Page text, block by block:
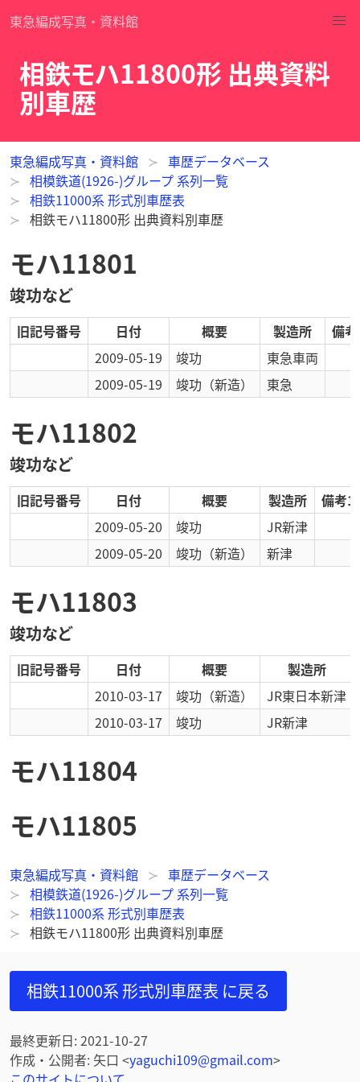
東急編成写真・資料館
相鉄モハ11800形 出典資料
別車歴
東急編成写真・資料館
車歴データベース
相模鉄道(1926-)グループ 系列一覧
相鉄11000系 形式別車歴表
相鉄モハ11800形 出典資料別車歴
モハ11801
竣功など
旧記号番号 日付 概要 製造所
備
2009-05-19
竣功
東急車両
2009-05-19
竣功 （新造） 東急
モハ11802
竣功など
旧記号番号 日付 概要 製造所
備考1
2009-05-20
竣功
JR新津
2009-05-20
竣功 （新造） 新津
モハ11803
竣功など
旧記号番号 日付 概要
製造所
2010-03-17
竣功 （新造）
JR東日本新津
2010-03-17
竣功 JR新津
モハ11804
モハ11805
東急編成写真・資料館
車歴データベース
相模鉄道(1926-)グループ 系列一覧
相鉄11000系 形式別車歴表
相鉄モハ11800形 出典資料別車歴
相鉄11000系 形式別車歴表 に戻る
最終更新日:2021-10-27
作成・公開者: 矢口 <yaguchi109@gmail.com>